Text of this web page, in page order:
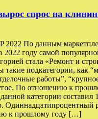
спрос на
2022 По данным
2022 году самой
стала «Ремонт и
такие подкатегории, как
работы”,
По отношению к
данной категории
Одиннадцатипроцентный
к прошлому году […]